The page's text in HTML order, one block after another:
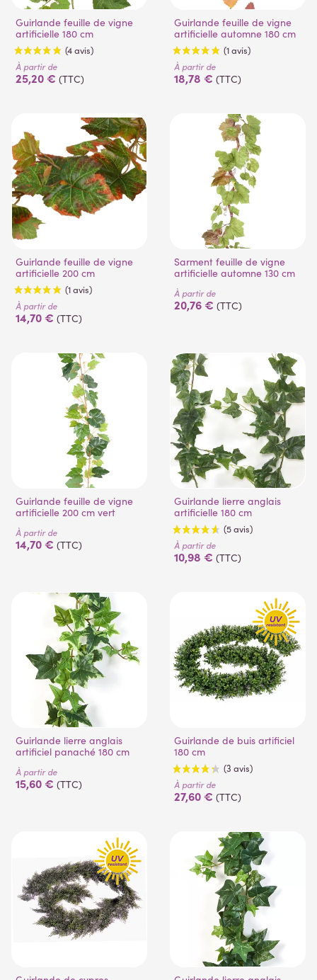
Guirlande feuille de vigne
artificielle 180 cm
(4 avis)
À partir de
25,20 € (TTC)
Guirlande feuille de vigne
artificielle automne 180 cm
(1 avis)
À partir de
18,78 € (TTC)
Guirlande feuille de vigne
artificielle 200 cm
(1 avis)
À partir de
14,70 € (TTC)
Sarment feuille de vigne
artificielle automne 130 cm
À partir de
20,76 € (TTC)
Guirlande feuille de vigne
artificielle 200 cm vert
À partir de
14,70 € (TTC)
Guirlande lierre anglais
artificielle 180 cm
(5 avis)
À partir de
10,98 € (TTC)
Guirlande lierre anglais
artificiel panaché 180 cm
À partir de
15,60 € (TTC)
Guirlande de buis artificiel
180 cm
(3 avis)
À partir de
27,60 € (TTC)